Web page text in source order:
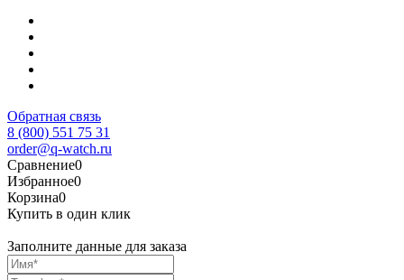
Обратная связь
8 (800) 551 75 31
order@q-watch.ru
Сравнение0
Избранное0
Корзина0
Купить в один клик
Заполните данные для заказа